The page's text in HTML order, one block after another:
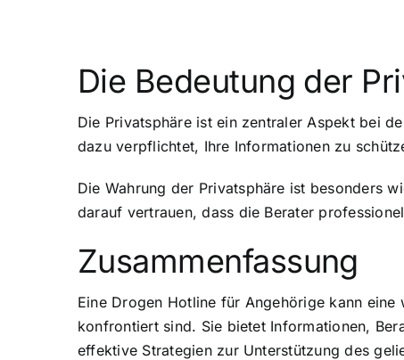
Die Bedeutung der
Die Privatsphäre ist ein zentraler Aspekt bei
dazu verpflichtet, Ihre Informationen zu
Die Wahrung der Privatsphäre ist besonders
darauf vertrauen, dass die Berater
Zusammenfassung
Eine Drogen Hotline für Angehörige kann
konfrontiert sind. Sie bietet Informationen,
effektive Strategien zur Unterstützung des